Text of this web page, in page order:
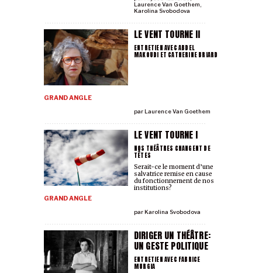
Laurence Van Goethem
Karolina Svobodova
LE VENT TOURNE II
ENTRETIEN AVEC ABDEL
MAKOUDI ET CATHERINE BRIARD
GRAND ANGLE
parLaurence Van Goethem
LE VENT TOURNE I
NOS THÉÂTRES CHANGENT DE
TÊTES
GRAND ANGLE
parKarolina Svobodova
Serait-ce le moment d’une
salvatrice remise en cause
du fonctionnement de nos
institutions?
DIRIGER UN THÉÂTRE:
UN GESTE POLITIQUE
ENTRETIEN AVEC FABRICE
MURGIA